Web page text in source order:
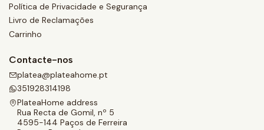
Política de Privacidade e Segurança
Livro de Reclamações
Carrinho
Contacte-nos
platea@plateahome.pt
351928314198
PlateaHome address
Rua Recta de Gomil, nº 5
4595-144 Paços de Ferreira